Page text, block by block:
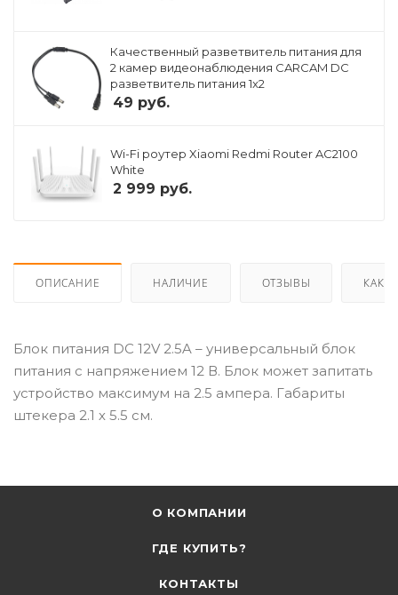
Качественный разветвитель питания для
2 камер видеонаблюдения CARCAM DC
разветвитель питания 1x2
49 руб.
Wi-Fi роутер Xiaomi Redmi Router AC2100
White
2 999 руб.
ОПИСАНИЕ НАЛИЧИЕ ОТЗЫВЫ КАК
Блок питания DC 12V 2.5A – универсальный блок
питания с напряжением 12 В. Блок может запитать
устройство максимум на 2.5 ампера. Габариты
штекера 2.1 х 5.5 см.
О КОМПАНИИ
ГДЕ КУПИТЬ?
КОНТАКТЫ